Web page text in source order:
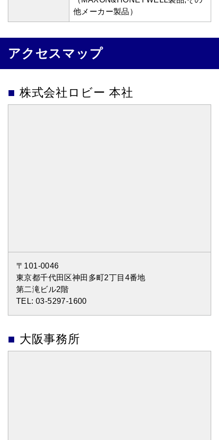
他メーカー製品）
アクセスマップ
株式会社ロビー 本社
〒101-0046
東京都千代田区神田多町2丁目4番地
第二滝ビル2階
TEL: 03-5297-1600
大阪事務所